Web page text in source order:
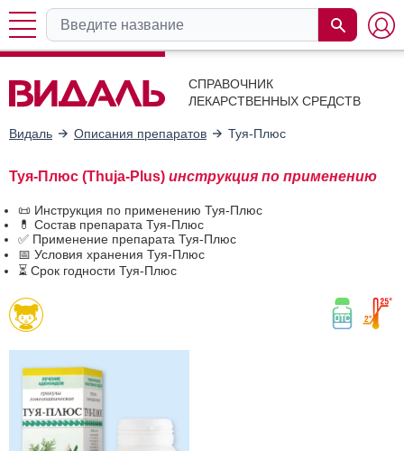
СПРАВОЧНИК
ЛЕКАРСТВЕННЫХ СРЕДСТВ
Видаль Описания препаратов Туя-Плюс
Туя-Плюс (Thuja-Plus) инструкция по применению
📜 Инструкция по применению Туя-Плюс
💊 Состав препарата Туя-Плюс
✅ Применение препарата Туя-Плюс
📅 Условия хранения Туя-Плюс
⏳ Срок годности Туя-Плюс